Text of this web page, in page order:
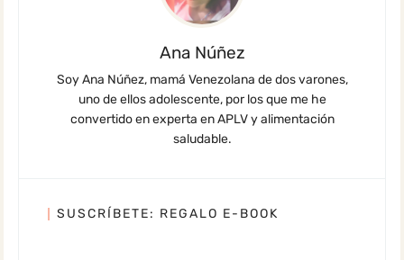
Ana Núñez
Soy Ana Núñez, mamá Venezolana de dos varones,
uno de ellos adolescente, por los que me he
convertido en experta en APLV y alimentación
saludable.
SUSCRÍBETE: REGALO E-BOOK